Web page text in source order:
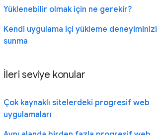
Yüklenebilir olmak için ne gerekir?
Kendi uygulama içi yükleme deneyiminizi
sunma
İleri seviye konular
Çok kaynaklı sitelerdeki progresif web
uygulamaları